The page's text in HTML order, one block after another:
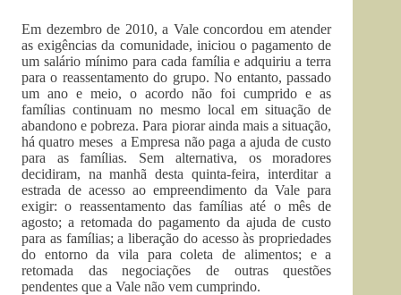
Em dezembro de 2010, a Vale concordou em atender
as exigências da comunidade, iniciou o pagamento de
um salário mínimo para cada família e adquiriu a terra
para o reassentamento do grupo. No entanto, passado
um ano e meio, o acordo não foi cumprido e as
famílias continuam no mesmo local em situação de
abandono e pobreza. Para piorar ainda mais a situação,
há quatro meses a Empresa não paga a ajuda de custo
para as famílias. Sem alternativa, os moradores
decidiram, na manhã desta quinta-feira, interditar a
estrada de acesso ao empreendimento da Vale para
exigir: o reassentamento das famílias até o mês de
agosto; a retomada do pagamento da ajuda de custo
para as famílias; a liberação do acesso às propriedades
do entorno da vila para coleta de alimentos; e a
retomada das negociações de outras questões
pendentes que a Vale não vem cumprindo.